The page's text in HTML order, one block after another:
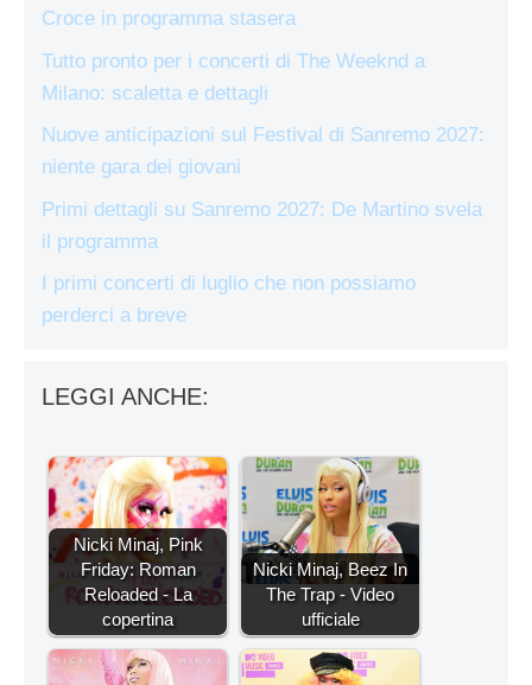
Croce in programma stasera
Tutto pronto per i concerti di The Weeknd a
Milano: scaletta e dettagli
Nuove anticipazioni sul Festival di Sanremo 2027:
niente gara dei giovani
Primi dettagli su Sanremo 2027: De Martino svela
il programma
I primi concerti di luglio che non possiamo
perderci a breve
LEGGI ANCHE:
Nicki Minaj, Pink
Friday: Roman
Reloaded - La
copertina
Nicki Minaj, Beez In
The Trap - Video
ufficiale